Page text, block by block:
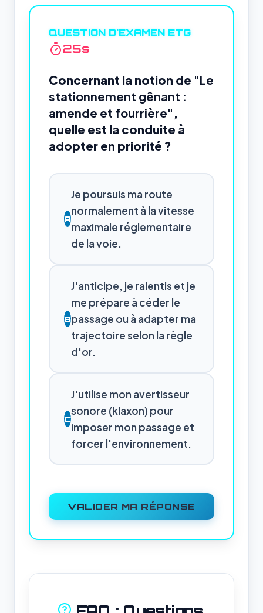
QUESTION D'EXAMEN ETG
24s
Concernant la notion de "Le
stationnement gênant :
amende et fourrière" ,
quelle est la conduite à
adopter en priorité ?
A
Je poursuis ma route
normalement à la vitesse
maximale réglementaire
de la voie.
B
J'anticipe, je ralentis et je
me prépare à céder le
passage ou à adapter ma
trajectoire selon la règle
d'or.
C
J'utilise mon avertisseur
sonore (klaxon) pour
imposer mon passage et
forcer l'environnement.
VALIDER MA RÉPONSE